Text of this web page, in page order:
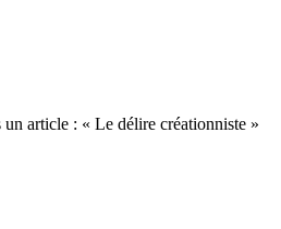
article : « Le délire créationniste »